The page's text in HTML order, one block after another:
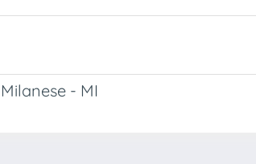
- MI